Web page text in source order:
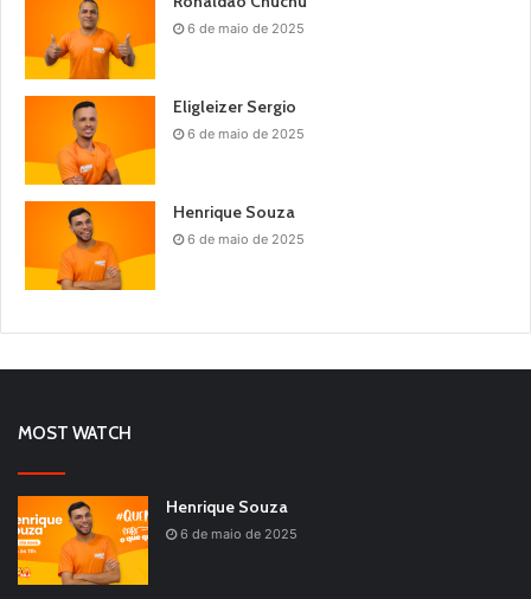
6 de maio de 2025
Eligleizer Sergio
6 de maio de 2025
Henrique Souza
6 de maio de 2025
MOST WATCH
Henrique Souza
6 de maio de 2025